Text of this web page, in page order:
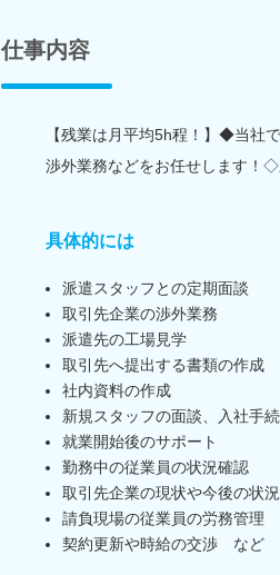
仕事内容
【残業は月平均5h程！】◆当社
渉外業務などをお任せします！
具体的には
派遣スタッフとの定期面談
取引先企業の渉外業務
派遣先の工場見学
取引先へ提出する書類の作成
社内資料の作成
新規スタッフの面談、入社手
就業開始後のサポート
勤務中の従業員の状況確認
取引先企業の現状や今後の状
請負現場の従業員の労務管理
契約更新や時給の交渉 など